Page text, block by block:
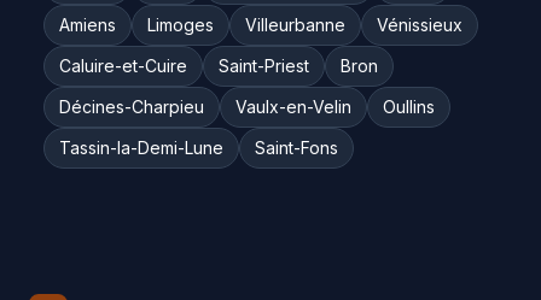
Amiens
Limoges Villeurbanne
Vénissieux
Caluire-et-Cuire
Saint-Priest
Bron
Décines-Charpieu
Vaulx-en-Velin
Oullins
Tassin-la-Demi-Lune
Saint-Fons